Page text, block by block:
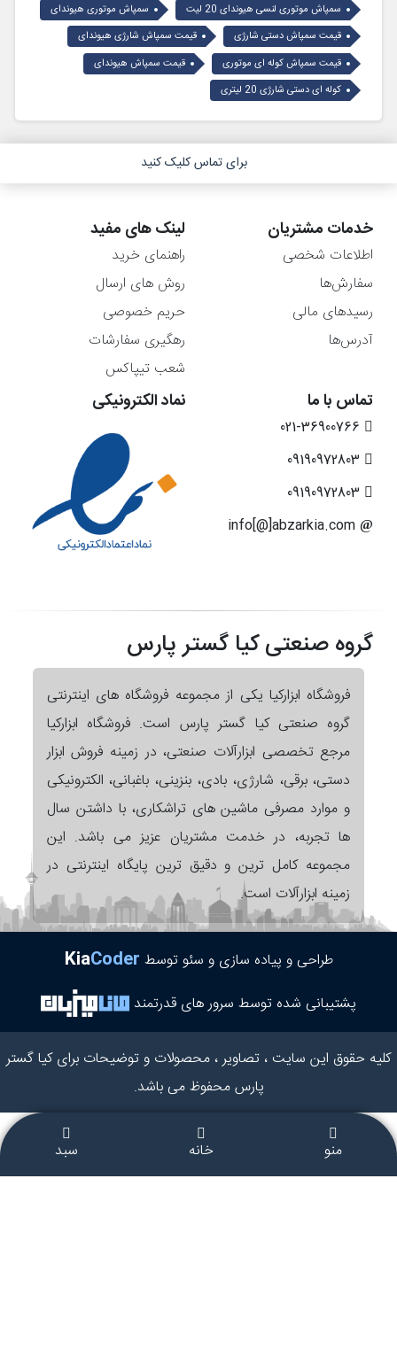
سمپاش موتوری لنسی هیوندای 20 لیت
سمپاش موتوری هیوندای
قیمت سمپاش دستی شارژی
قیمت سمپاش شارژی هیوندای
قیمت سمپاش کوله ای موتوری
قیمت سمپاش هیوندای
کوله ای دستی شارژی 20 لیتری
برای تماس کلیک کنید
خدمات مشتریان
اطلاعات شخصی
سفارش‌ها
رسیدهای مالی
آدرس‌ها
لینک های مفید
راهنمای خرید
روش های ارسال
حریم خصوصی
رهگیری سفارشات
شعب تیپاکس
تماس با ما نماد الکترونیکی
گروه صنعتی کیا گستر پارس
فروشگاه ابزارکیا یکی از مجموعه فروشگاه های اینترنتی
گروه صنعتی کیا گستر پارس است. فروشگاه ابزارکیا
مرجع تخصصی ابزارآلات صنعتی، در زمینه فروش ابزار
دستی، برقی، شارژی، بادی، بنزینی، باغبانی، الکترونیکی
و موارد مصرفی ماشین های تراشکاری، با داشتن سال
ها تجربه، در خدمت مشتریان عزیز می باشد. این
مجموعه کامل ترین و دقیق ترین پایگاه اینترنتی در
زمینه ابزارآلات است.
طراحی و پیاده سازی و سئو توسط KiaCoder
پشتیبانی شده توسط سرور های قدرتمند
کلیه حقوق این سایت ، تصاویر ، محصولات و توضیحات برای کیا گستر
پارس محفوظ می باشد.
منو خانه سبد